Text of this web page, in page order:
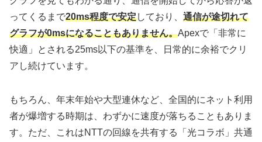
ってくるまで20ms程度で安定しており、 通信が途切れて
グラフが0msになることもありません。Apexで「非常に
快適」とされる25ms以下の基準を、日常的に余裕でクリ
アし続けています。
もちろん、年末年始や大型連休など、全国的にネット利用
者が爆増する時期は、わずかに速度が落ちることもありま
す。ただ、これはNTTの回線を共有する「光コラボ」共通